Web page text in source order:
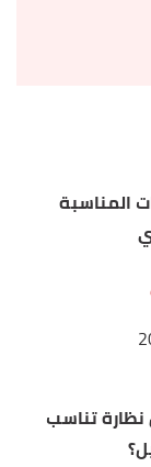
"10
المناسبة
تناسب